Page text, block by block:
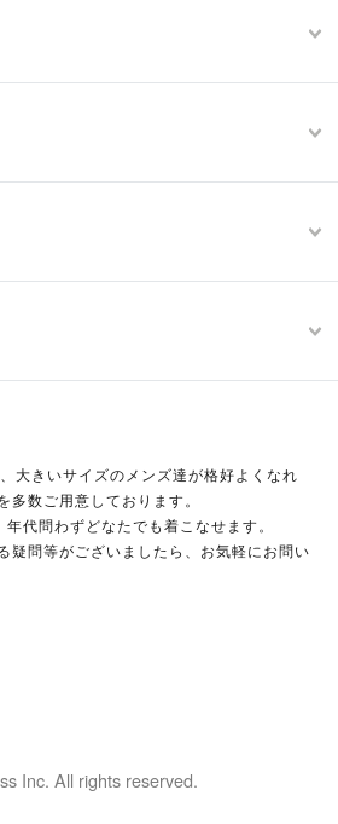
大きいサイズのメンズ達が格好よくなれ
多数ご用意しております。
代問わずどなたでも着こなせます。
疑問等がございましたら、お気軽にお問い
Inc. All rights reserved.